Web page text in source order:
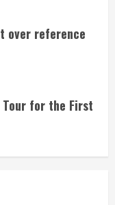
over reference
Tour for the First